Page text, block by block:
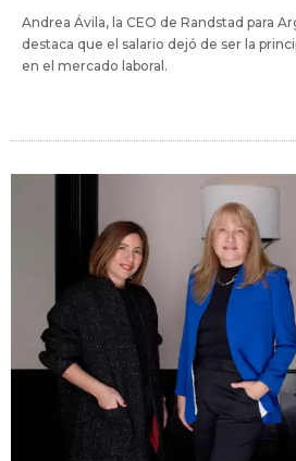
Andrea Ávila, la CEO de Randstad para
destaca que el salario dejó de ser la
en el mercado laboral.